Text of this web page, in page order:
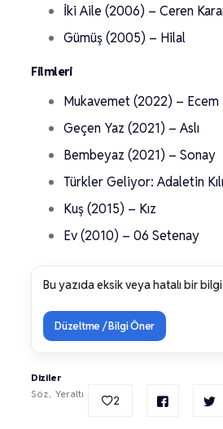
İki Aile (2006) – Ceren
Gümüş (2005) – Hilal
Filmleri
Mukavemet (2022) – Ecem
Geçen Yaz (2021) – Aslı
Bembeyaz (2021) – Sonay
Türkler Geliyor: Adaletin
Kuş (2015) – Kız
Ev (2010) – 06 Setenay
Bu yazıda eksik veya hatalı bir bilgi
Düzeltme / Bilgi Öner
Diziler
Söz Yeraltı 2